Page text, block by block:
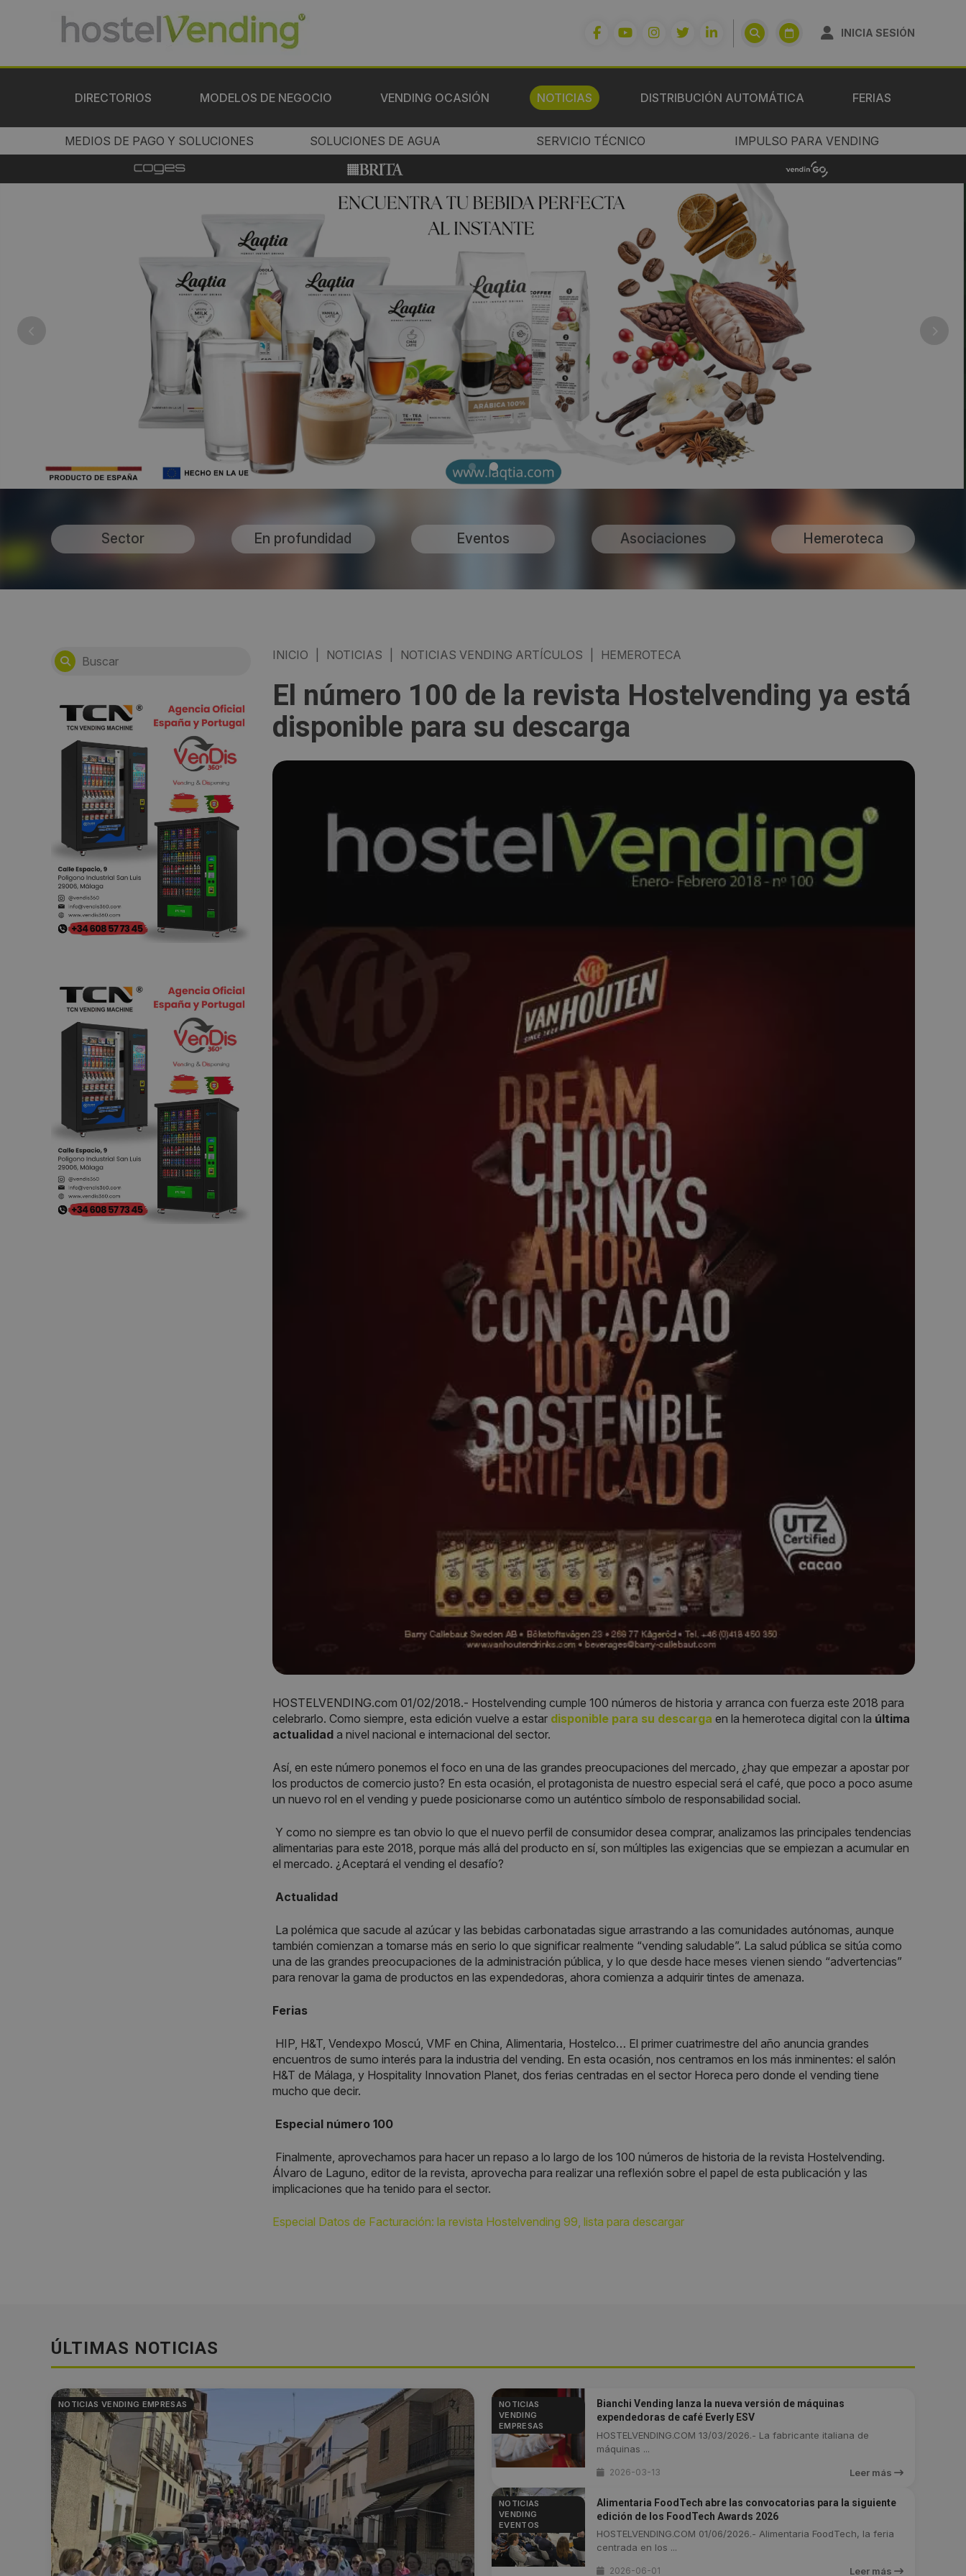
INICIA SESIÓN
DIRECTORIOS MODELOS DE NEGOCIO VENDING OCASIÓN NOTICIAS DISTRIBUCIÓN AUTOMÁTICA FERIAS
MEDIOS DE PAGO Y SOLUCIONES SOLUCIONES DE AGUA SERVICIO TÉCNICO IMPULSO PARA VENDING
Sector En profundidad Eventos Asociaciones Hemeroteca
INICIO NOTICIAS NOTICIAS VENDING ARTÍCULOS HEMEROTECA
El número 100 de la revista Hostelvending ya está
disponible para su descarga
HOSTELVENDING.com 01/02/2018.- Hostelvending cumple 100 números de historia y arranca con fuerza este 2018 para
celebrarlo. Como siempre, esta edición vuelve a estar disponible para su descarga en la hemeroteca digital con la última
actualidad a nivel nacional e internacional del sector.
Así, en este número ponemos el foco en una de las grandes preocupaciones del mercado, ¿hay que empezar a apostar por
los productos de comercio justo? En esta ocasión, el protagonista de nuestro especial será el café, que poco a poco asume
un nuevo rol en el vending y puede posicionarse como un auténtico símbolo de responsabilidad social.
Y como no siempre es tan obvio lo que el nuevo perfil de consumidor desea comprar, analizamos las principales tendencias
alimentarias para este 2018, porque más allá del producto en sí, son múltiples las exigencias que se empiezan a acumular en
el mercado. ¿Aceptará el vending el desafío?
Actualidad
La polémica que sacude al azúcar y las bebidas carbonatadas sigue arrastrando a las comunidades autónomas, aunque
también comienzan a tomarse más en serio lo que significar realmente “vending saludable”. La salud pública se sitúa como
una de las grandes preocupaciones de la administración pública, y lo que desde hace meses vienen siendo “advertencias”
para renovar la gama de productos en las expendedoras, ahora comienza a adquirir tintes de amenaza.
Ferias
HIP, H&T, Vendexpo Moscú, VMF en China, Alimentaria, Hostelco… El primer cuatrimestre del año anuncia grandes
encuentros de sumo interés para la industria del vending. En esta ocasión, nos centramos en los más inminentes: el salón
H&T de Málaga, y Hospitality Innovation Planet, dos ferias centradas en el sector Horeca pero donde el vending tiene
mucho que decir.
Especial número 100
Finalmente, aprovechamos para hacer un repaso a lo largo de los 100 números de historia de la revista Hostelvending.
Álvaro de Laguno, editor de la revista, aprovecha para realizar una reflexión sobre el papel de esta publicación y las
implicaciones que ha tenido para el sector.
Especial Datos de Facturación: la revista Hostelvending 99, lista para descargar
ÚLTIMAS NOTICIAS
NOTICIAS VENDING EMPRESAS
NOTICIAS
VENDING
EMPRESAS
Bianchi Vending lanza la nueva versión de máquinas
expendedoras de café Everly ESV
HOSTELVENDING.COM 13/03/2026.- La fabricante italiana de
máquinas ...
2026-03-13 Leer más
NOTICIAS
VENDING
EVENTOS
Alimentaria FoodTech abre las convocatorias para la siguiente
edición de los FoodTech Awards 2026
HOSTELVENDING.COM 01/06/2026.- Alimentaria FoodTech, la feria
centrada en los ...
2026-06-01 Leer más